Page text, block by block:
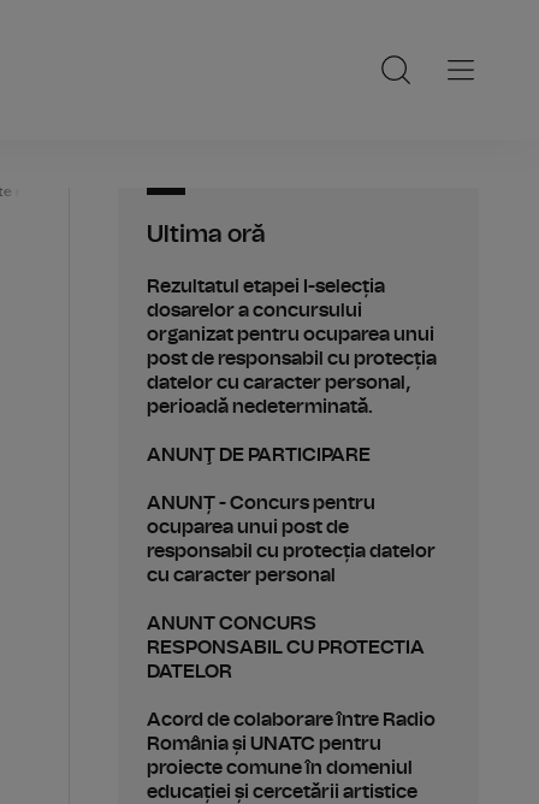
rad
Ultima oră
Rezultatul etapei I-selecția
dosarelor a concursului
organizat pentru ocuparea unui
post de responsabil cu protecția
datelor cu caracter personal,
perioadă nedeterminată.
ANUNŢ DE PARTICIPARE
ANUNȚ - Concurs pentru
ocuparea unui post de
responsabil cu protecția datelor
cu caracter personal
ANUNT CONCURS
RESPONSABIL CU PROTECTIA
DATELOR
Acord de colaborare între Radio
România și UNATC pentru
proiecte comune în domeniul
educației și cercetării artistice